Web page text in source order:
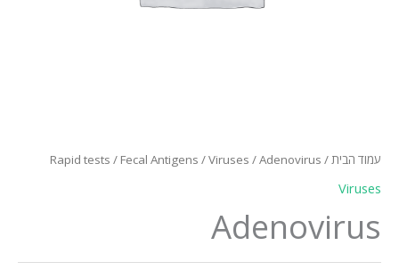
עמוד הבית/
Rapid tests / Fecal Antigens /Viruses / Adenovirus
Viruses
Adenovirus